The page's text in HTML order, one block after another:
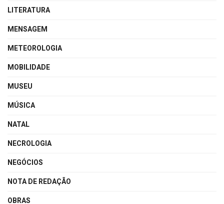
LITERATURA
MENSAGEM
METEOROLOGIA
MOBILIDADE
MUSEU
MÚSICA
NATAL
NECROLOGIA
NEGÓCIOS
NOTA DE REDAÇÃO
OBRAS